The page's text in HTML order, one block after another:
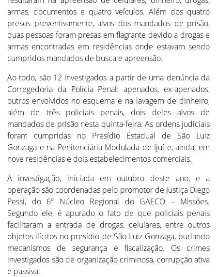
armas, documentos e quatro veículos. Além dos quatro
presos preventivamente, alvos dos mandados de prisão,
duas pessoas foram presas em flagrante devido a drogas e
armas encontradas em residências onde estavam sendo
cumpridos mandados de busca e apreensão.
Ao todo, são 12 investigados a partir de uma denúncia da
Corregedoria da Polícia Penal: apenados, ex-apenados,
outros envolvidos no esquema e na lavagem de dinheiro,
além de três policiais penais, dois deles alvos de
mandados de prisão nesta quinta-feira. As ordens judiciais
foram cumpridas no Presídio Estadual de São Luiz
Gonzaga e na Penitenciária Modulada de Ijuí e, ainda, em
nove residências e dois estabelecimentos comerciais.
A investigação, iniciada em outubro deste ano, e a
operação são coordenadas pelo promotor de Justiça Diego
Pessi, do 6º Núcleo Regional do GAECO – Missões.
Segundo ele, é apurado o fato de que policiais penais
facilitaram a entrada de drogas, celulares, entre outros
objetos ilícitos no presídio de São Luiz Gonzaga, burlando
mecanismos de segurança e fiscalização. Os crimes
investigados são de organização criminosa, corrupção ativa
e passiva.